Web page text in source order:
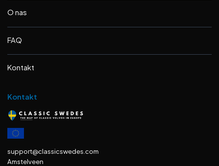
O nas
FAQ
Kontakt
Kontakt
support@classicswedes.com
Amstelveen